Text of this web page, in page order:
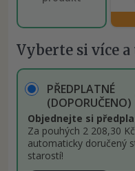
Vyberte si více a
PŘEDPLATNÉ
(DOPORUČENO)
Objednejte si
Za pouhých 2 208,30
automaticky doručený
starostí!